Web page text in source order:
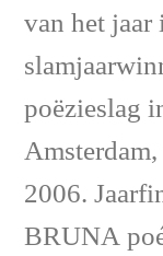
van het
poëzieslag
2006.
BRUNA